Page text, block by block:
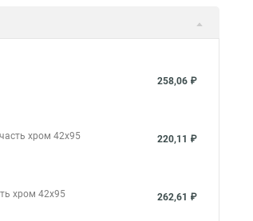
258,06 ₽
хром 42x95 220,11 ₽
хром 42x95 262,61 ₽